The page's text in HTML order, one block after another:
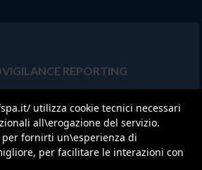
REPORTING
calls concerning
and Product quality (24 hours).
8126
utilizza cookie tecnici necessari
all\erogazione del servizio.
per fornirti un\esperienza di
per facilitare le interazioni con